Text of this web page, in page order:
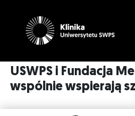
USWPS i Fundacja
wspólnie wspierają